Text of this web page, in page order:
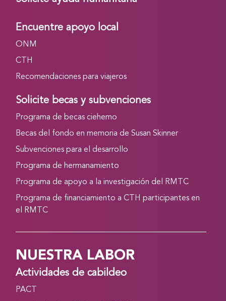
Encuentre apoyo local
ONM
CTH
Recomendaciones para viajeros
Solicite becas y subvenciones
Programa de becas ciehemo
Becas del fondo en memoria de Susan Skinner
Subvenciones para el desarrollo
Programa de hermanamiento
Programa de apoyo a la investigación del RMTC
Programa de financiamiento a CTH participantes en
el RMTC
NUESTRA LABOR
Actividades de cabildeo
PACT